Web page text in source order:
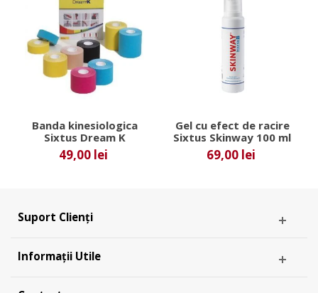
Banda kinesiologica
Sixtus Dream K
49,00 lei
Gel cu efect de racire
Sixtus Skinway 100 ml
69,00 lei
Suport Clienți
Informații Utile